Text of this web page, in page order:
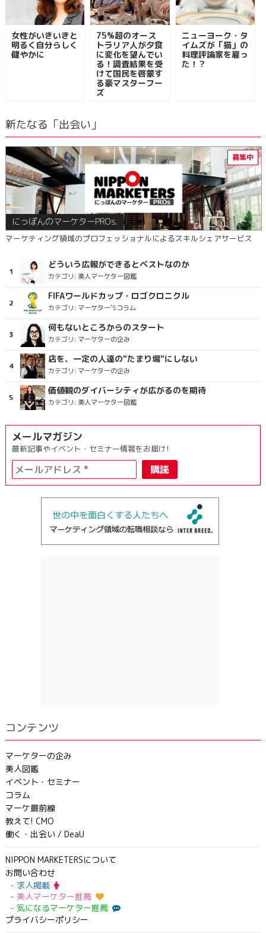
女性がいきいきと
明るく自分らしく
健やかに
75%超のオース
トラリア人が夕食
に変化を望んでい
る！調査結果を受
けて国民を啓蒙す
る豪マスターフー
ズ
ニューヨーク・タ
イムズが「猫」の
料理評論家を雇っ
た！？
新たなる「出会い」
にっぽんのマーケターPROs.
マーケティング領域のプロフェッショナルによるスキルシェアサービス
どういう広報ができるとベストなのか
カテゴリ: 美人マーケター図鑑
FIFAワールドカップ・ロゴクロニクル
カテゴリ: マーケター’Sコラム
何もないところからのスタート
カテゴリ: マーケターの企み
店を、一定の人達の"たまり場"にしない
カテゴリ: マーケターの企み
価値観のダイバーシティが広がるのを期待
カテゴリ: 美人マーケター図鑑
メールマガジン
最新記事やイベント・セミナー情報をお届け!
コンテンツ
マーケターの企み
美人図鑑
イベント・セミナー
コラム
マーケ最前線
教えて! CMO
働く・出会い / DeaU
NIPPON MARKETERSについて
お問い合わせ
求人掲載
美人マーケター推薦
気になるマーケター推薦
プライバシーポリシー